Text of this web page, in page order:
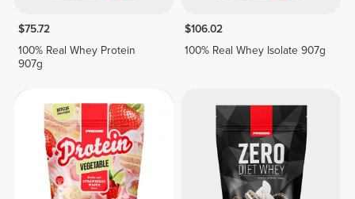
$75.72
100% Real Whey Protein
907g
$106.02
100% Real Whey Isolate 907g